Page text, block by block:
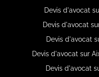
Devis d'avocat
Devis d'avocat
Devis d'avocat
Devis d'avocat sur
Devis d'avocat